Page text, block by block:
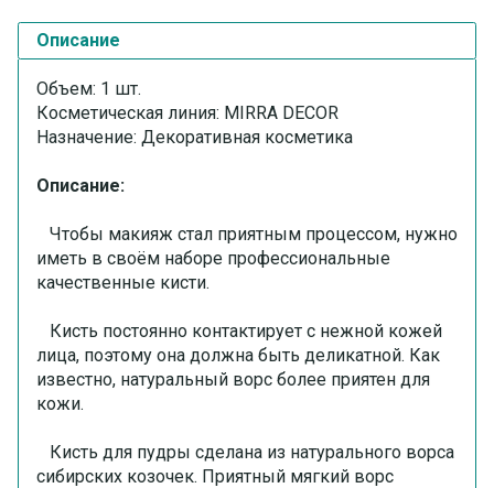
Описание
Объем: 1 шт.
Косметическая линия: MIRRA DECOR
Назначение: Декоративная косметика
Описание:
Чтобы макияж стал приятным процессом, нужно
иметь в своём наборе профессиональные
качественные кисти.
Кисть постоянно контактирует с нежной кожей
лица, поэтому она должна быть деликатной. Как
известно, натуральный ворс более приятен для
кожи.
Кисть для пудры сделана из натурального ворса
сибирских козочек. Приятный мягкий ворс